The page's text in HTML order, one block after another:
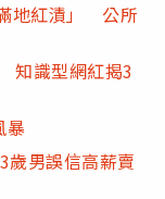
地紅漬」 公所
知識型網紅揭3
暴
男誤信高薪賣